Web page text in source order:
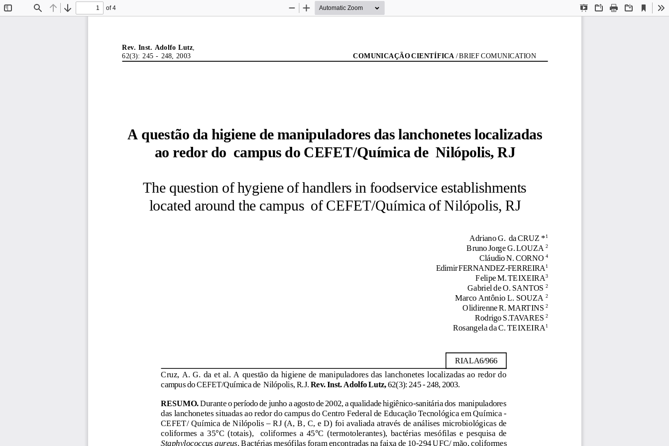
Find Previous
Next
of 4
Presentation
OpenPrint Download
Current
View
Zoom
Zoom
Rev.  Inst.  Adolfo  Lutz,
62(3):  245  -  248,  2003
COMUNICAÇÃO CIENTÍFICA / BRIEF COMUNICATION
A questão da higiene de manipuladores das lanchonetes localizadas
ao redor do  campus do CEFET/Química de  Nilópolis, RJ
RIALA6/966
Cruz, A. G. da et al. A questão da higiene de manipuladores das lanchonetes localizadas ao redor do
campus do CEFET/Química de  Nilópolis, R.J. Rev. Inst. Adolfo Lutz, 62(3): 245 - 248, 2003.
RESUMO. Durante o período de junho a agosto de 2002, a qualidade higiênico-sanitária dos  manipuladores
das lanchonetes situadas ao redor do campus do Centro Federal de Educação Tecnológica em Química -
CEFET/ Química de Nilópolis – RJ (A, B, C, e D) foi avaliada através de análises microbiológicas de
coliformes  a  35°C  (totais),    coliformes  a  45°C  (termotolerantes),  bactérias  mesófilas  e  pesquisa  de
Staphylococcus aureus . Bactérias mesófilas foram encontradas na faixa de 10-294 UFC/ mão, coliformes
The question of hygiene of handlers in foodservice establishments
located around the campus  of CEFET/Química of Nilópolis, RJ
Adriano G.  da CRUZ *1
Bruno Jorge G. LOUZA 2
Cláudio N. CORNO 4
Edimir FERNANDEZ-FERREIRA 1
  Felipe M. TEIXEIRA
3
Gabriel de O. SANTOS 2
Marco Antônio L. SOUZA 2
Olidirenne R. MARTINS 2
Rodrigo S.TAVARES 2
Rosangela da C. TEIXEIRA 1